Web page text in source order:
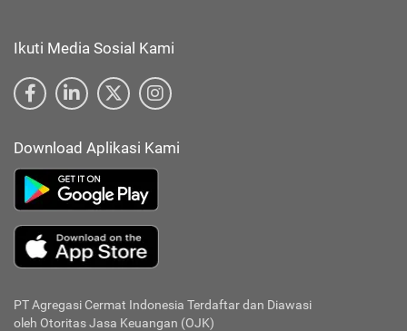
Ikuti Media Sosial Kami
Download Aplikasi Kami
PT Agregasi Cermat Indonesia Terdaftar dan Diawasi
oleh Otoritas Jasa Keuangan (OJK)